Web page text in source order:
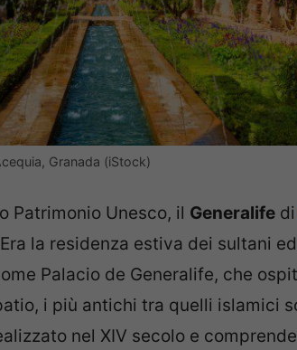
Granada (iStock)
Patrimonio Unesco, il Generalife di
la residenza estiva dei sultani
Palacio de Generalife, che
i più antichi tra quelli islamici
nel XIV secolo e